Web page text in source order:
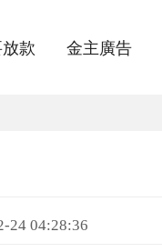
款 金主廣告
24 04:28:36